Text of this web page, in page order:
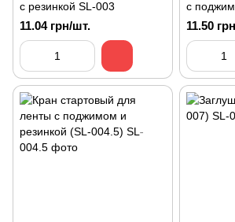
с резинкой SL-003
11.04 грн/шт.
с
11.50